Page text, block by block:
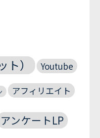
）
Youtube
アフィリエイト
アンケートLP